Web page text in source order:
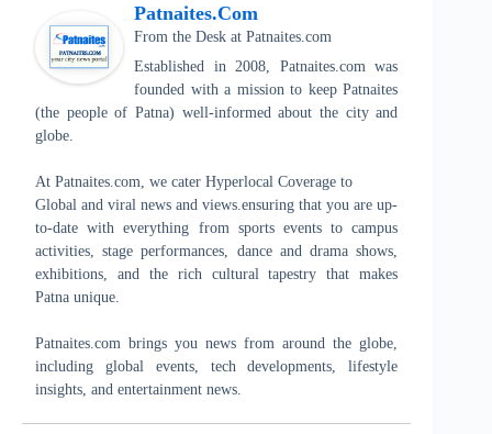
Patnaites.com
From the Desk at Patnaites.com
Established in 2008, Patnaites.com was
founded with a mission to keep Patnaites
(the people of Patna) well-informed about the city and
globe.
At Patnaites.com, we cater Hyperlocal Coverage to
Global and viral news and views.ensuring that you are up-
to-date with everything from sports events to campus
activities, stage performances, dance and drama shows,
exhibitions, and the rich cultural tapestry that makes
Patna unique.
Patnaites.com brings you news from around the globe,
including global events, tech developments, lifestyle
insights, and entertainment news.